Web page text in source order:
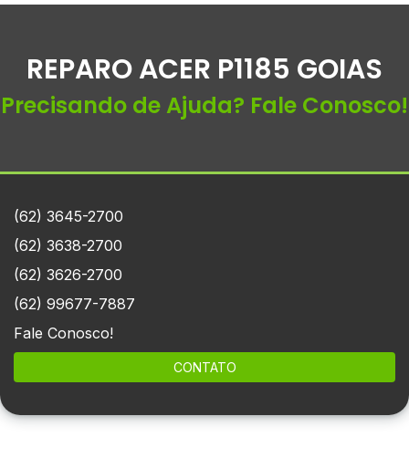
REPARO ACER P1185 GOIAS
Precisando de Ajuda? Fale Conosco!
(62) 3645-2700
(62) 3638-2700
(62) 3626-2700
(62) 99677-7887
Fale Conosco!
CONTATO